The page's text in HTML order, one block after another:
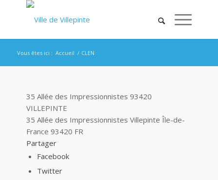
Vous êtes ici : Accueil / CLEN
35 Allée des Impressionnistes 93420
VILLEPINTE
35 Allée des Impressionnistes Villepinte Île-de-
France 93420 FR
Partager
Facebook
Twitter